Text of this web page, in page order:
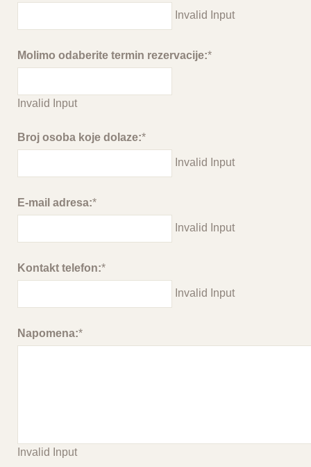
Invalid Input
Molimo odaberite termin rezervacije:*
Invalid Input
Broj osoba koje dolaze:*
Invalid Input
E-mail adresa:*
Invalid Input
Kontakt telefon:*
Invalid Input
Napomena:*
Invalid Input